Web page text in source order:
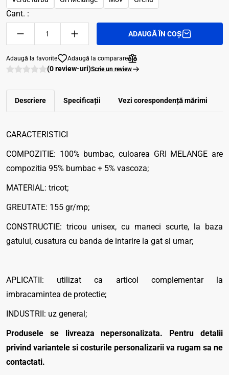
Cant. :
ADAUGĂ ÎN COȘ
Adaugă la favorite Adaugă la comparare
(0 review-uri)Scrie un review
Descriere Specificații Vezi corespondenţă mărimi
CARACTERISTICI
COMPOZITIE: 100% bumbac, culoarea GRI MELANGE are
compozitia 95% bumbac + 5% vascoza;
MATERIAL: tricot;
GREUTATE: 155 gr/mp;
CONSTRUCTIE: tricou unisex, cu maneci scurte, la baza
gatului, cusatura cu banda de intarire la gat si umar;
APLICATII: utilizat ca articol complementar la
imbracamintea de protectie;
INDUSTRII: uz general;
Produsele se livreaza nepersonalizata. Pentru detalii
privind variantele si costurile personalizarii va rugam sa ne
contactati.